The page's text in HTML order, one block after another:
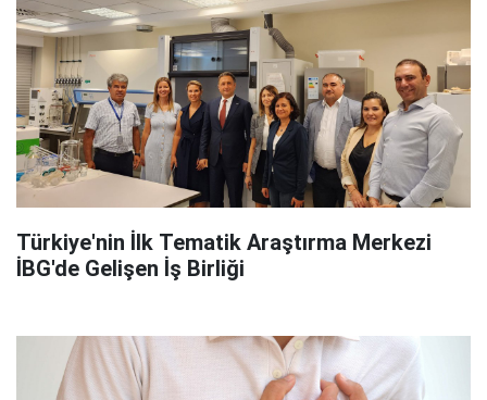
Türkiye'nin İlk Tematik Araştırma Merkezi
İBG'de Gelişen İş Birliği